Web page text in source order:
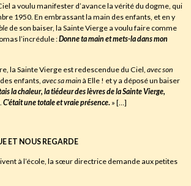
a voulu manifester d’avance la vérité du dogme, qui
1950. En embrassant la main des enfants, et en y
de son baiser, la Sainte Vierge a voulu faire comme
l’incrédule :Donne ta main et mets-la dans mon
la Sainte Vierge est redescendue du Ciel, avec son
enfants, avec sa main à Elle ! et y a déposé un baiser
la chaleur, la tiédeur des lèvres de la Sainte Vierge,
C’était une totale et vraie présence. » […]
ET NOUS REGARDE
à l’école, la sœur directrice demande aux petites